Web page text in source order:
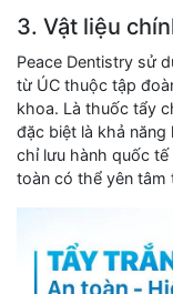
3. Vật liệu
Peace Dentistry sử
từ ÚC thuộc tập
khoa. Là thuốc tẩy
đặc biệt là khả
chỉ lưu hành quốc tế
toàn có thể yên tâm